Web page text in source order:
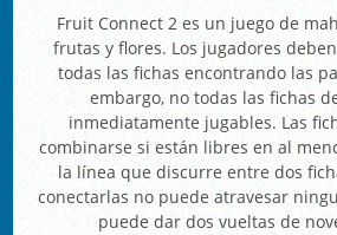
Fruit Connect 2 es un juego de
frutas y flores. Los jugadores
todas las fichas encontrando las
embargo, no todas las fichas
inmediatamente jugables. Las
combinarse si están libres en al
la línea que discurre entre dos
conectarlas no puede atravesar
puede dar dos vueltas de